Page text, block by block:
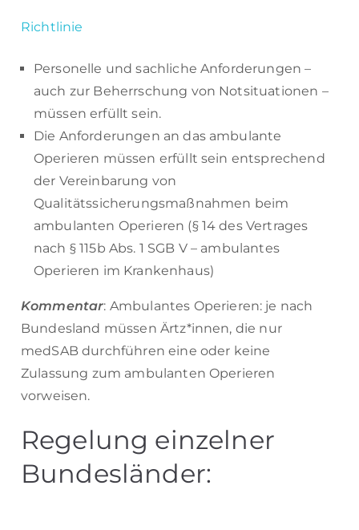
Richtlinie
Personelle und sachliche Anforderungen –
auch zur Beherrschung von Notsituationen –
müssen erfüllt sein.
Die Anforderungen an das ambulante
Operieren müssen erfüllt sein entsprechend
der Vereinbarung von
Qualitätssicherungsmaßnahmen beim
ambulanten Operieren (§ 14 des Vertrages
nach § 115b Abs. 1 SGB V – ambulantes
Operieren im Krankenhaus)
Kommentar: Ambulantes Operieren: je nach
Bundesland müssen Ärtz*innen, die nur
medSAB durchführen eine oder keine
Zulassung zum ambulanten Operieren
vorweisen.
Regelung einzelner
Bundesländer: